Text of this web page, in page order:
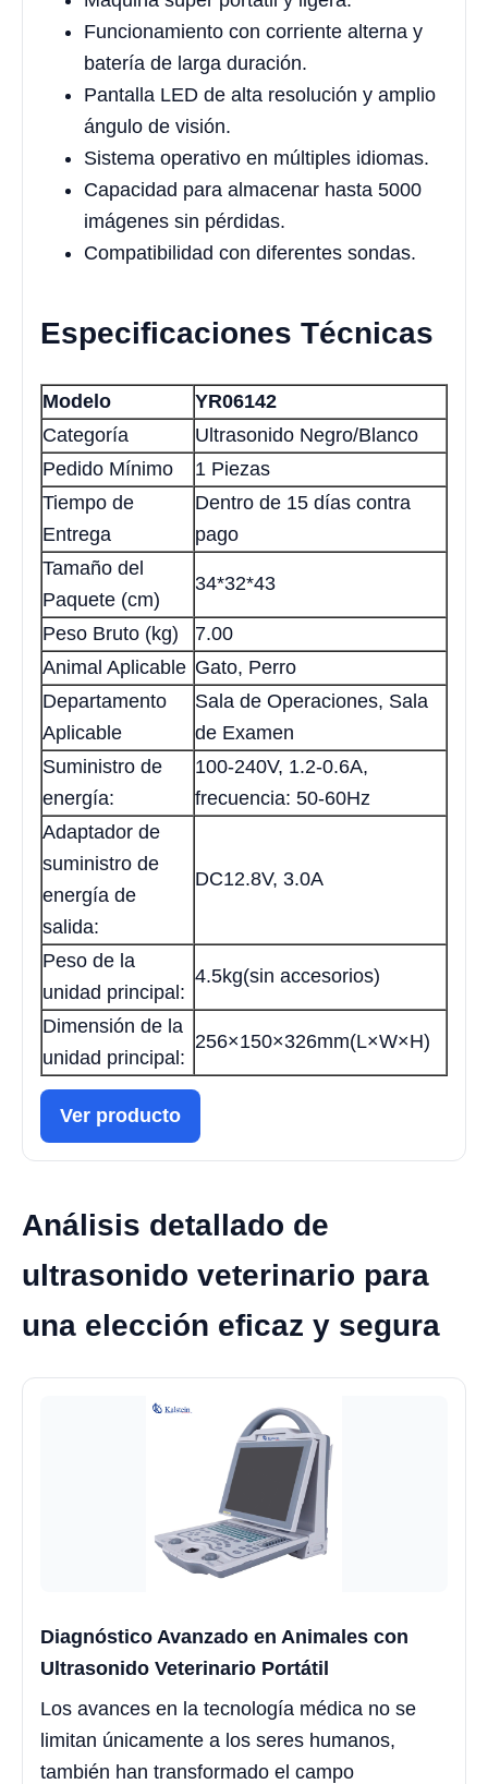
Funcionamiento con corriente alterna y
batería de larga duración.
Pantalla LED de alta resolución y amplio
ángulo de visión.
Sistema operativo en múltiples idiomas.
Capacidad para almacenar hasta 5000
imágenes sin pérdidas.
Compatibilidad con diferentes sondas.
Especificaciones Técnicas
Modelo
YR06142
Categoría
Ultrasonido Negro/Blanco
Pedido Mínimo
1 Piezas
Tiempo de
Entrega
Dentro de 15 días contra
pago
Tamaño del
Paquete (cm)
34*32*43
Peso Bruto (kg)
7.00
Animal Aplicable Gato, Perro
Departamento
Aplicable
Sala de Operaciones, Sala
de Examen
Suministro de
energía:
100-240V, 1.2-0.6A,
frecuencia: 50-60Hz
Adaptador de
suministro de
energía de
salida:
DC12.8V, 3.0A
Peso de la
unidad principal:
4.5kg(sin accesorios)
Dimensión de la
unidad principal:
256×150×326mm(L×W×H)
Ver producto
Análisis detallado de
ultrasonido veterinario para
una elección eficaz y segura
Diagnóstico Avanzado en Animales con
Ultrasonido Veterinario Portátil
Los avances en la tecnología médica no se
limitan únicamente a los seres humanos,
también han transformado el campo